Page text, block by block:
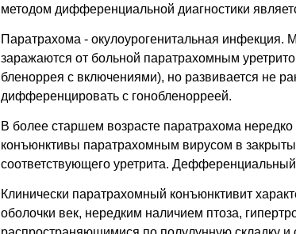
методом дифференциальной диагностики
Паратрахома - окулоурогенитальная
заражаются от больной паратрахомным
бленоррея с включениями), но развивается не
дифференцировать с гонобленорреей.
В более старшем возрасте паратрахома
конъюнктивы паратрахомным вирусом в
соответствующего уретрита.
Клинически паратрахомный конъюнктивит
оболочки век, нередким наличием птоза,